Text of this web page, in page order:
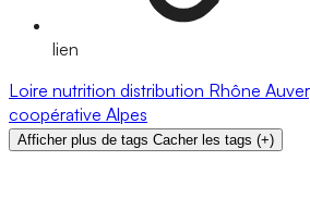
lien
Loire nutrition distribution Rhône
coopérative Alpes
Afficher plus de tags Cacher les tags (+)